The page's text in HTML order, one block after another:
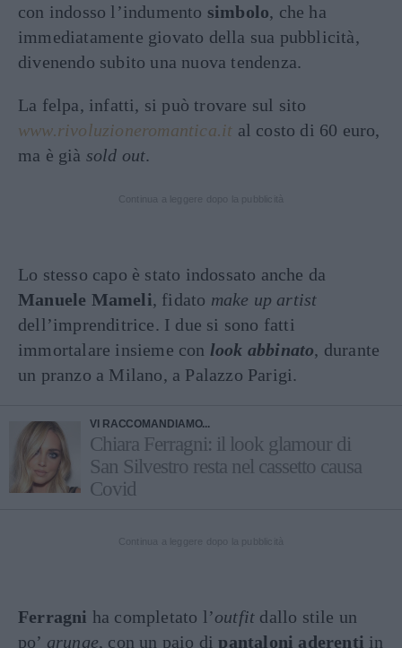
con indosso l’indumento simbolo, che ha
immediatamente giovato della sua pubblicità,
divenendo subito una nuova tendenza.
La felpa, infatti, si può trovare sul sito
www.rivoluzioneromantica.it al costo di 60 euro,
ma è già sold out.
Lo stesso capo è stato indossato anche da
Manuele Mameli, fidato make up artist
dell’imprenditrice. I due si sono fatti
immortalare insieme con look abbinato, durante
un pranzo a Milano, a Palazzo Parigi.
VI RACCOMANDIAMO...
Chiara Ferragni: il look glamour di
San Silvestro resta nel cassetto causa
Covid
Ferragni ha completato l’outfit dallo stile un
po’ grunge, con un paio dipantaloni aderenti in